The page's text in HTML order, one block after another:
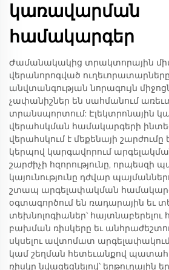
կառավարման
համակարգեր
Ժամանակակից տրակտորային
վերանորոգված
անվտանգության նորագույն
չափանիշներ են սահմանում
տրանսպորտում: Էլեկտրոնային
վերահսկման համակարգերի
վերահսկում է մեքենայի
կերպով կարգավորում
շարժիչի հզորությունը, որպեսզի
կայունությունը դժվար
շտապ արգելափակման
օգտագործում են ռադարային եւ
տեխնոլոգիաներ՝
բախման ռիսկերը եւ
սկսելու ավտոմատ
կամ շեղման հետեւանքով
ռիսկը նվազեցնելով՝ երթուղային